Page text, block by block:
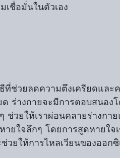
ชื่อมั่นในตัวเอง
ที่ช่วยลดความตึงเครียดและ
ร่างกายจะมีการตอบสนอง
ช่วยให้เราผ่อนคลายร่างกา
ยใจลึกๆ โดยการสูดหายใจ
ยให้การไหลเวียนของออก